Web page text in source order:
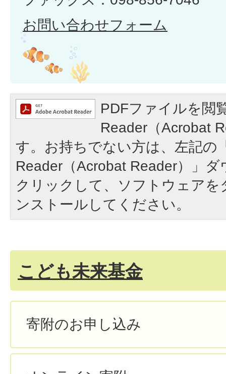
お問い合わせフォーム
PDFファイルを閲
Reader（Acrobat
す。お持ちでない方は、左記の
Reader（Acrobat Reader）」
クリックして、ソフトウェア
ンストールしてください。
こども未来基金
寄附のお申し込み